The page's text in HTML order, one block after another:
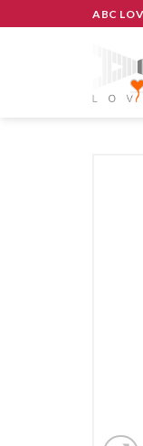
to
ABC